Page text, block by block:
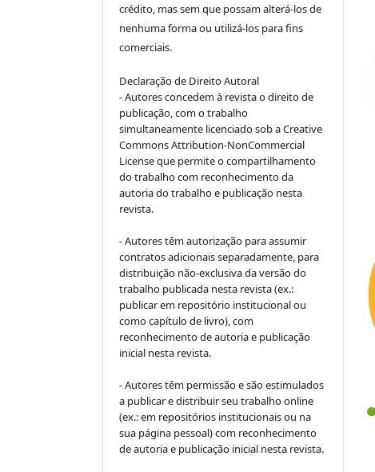
crédito, mas sem que possam alterá-los de
nenhuma forma ou utilizá-los para fins
comerciais.
Declaração de Direito Autoral
- Autores concedem à revista o direito de
publicação, com o trabalho
simultaneamente licenciado sob a Creative
Commons Attribution-NonCommercial
License que permite o compartilhamento
do trabalho com reconhecimento da
autoria do trabalho e publicação nesta
revista.
- Autores têm autorização para assumir
contratos adicionais separadamente, para
distribuição não-exclusiva da versão do
trabalho publicada nesta revista (ex.:
publicar em repositório institucional ou
como capítulo de livro), com
reconhecimento de autoria e publicação
inicial nesta revista.
- Autores têm permissão e são estimulados
a publicar e distribuir seu trabalho online
(ex.: em repositórios institucionais ou na
sua página pessoal) com reconhecimento
de autoria e publicação inicial nesta revista.